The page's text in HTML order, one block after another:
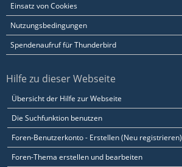
Einsatz von Cookies
Nutzungsbedingungen
Spendenaufruf für Thunderbird
Hilfe zu dieser Webseite
Übersicht der Hilfe zur Webseite
Die Suchfunktion benutzen
Foren-Benutzerkonto - Erstellen (Neu registrieren)
Foren-Thema erstellen und bearbeiten